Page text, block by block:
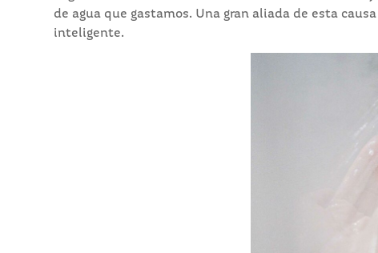
de agua que gastamos. Una gran aliada de esta
inteligente.